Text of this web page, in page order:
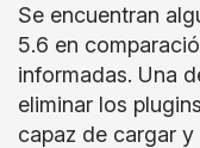
Se encuentran
5.6 en
informadas. Una
eliminar los
capaz de cargar